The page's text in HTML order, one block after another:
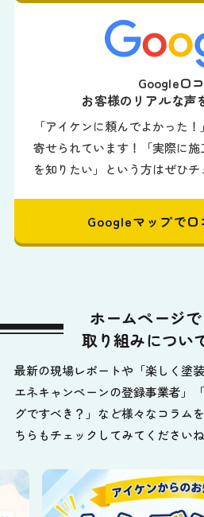
Google口
お客様のリアルな声
「アイケンに頼んでよかった
寄せられています！「実際に
を知りたい」という方はぜひチ
Googleマップで口
ホームページ
取り組みについ
最新の現場レポートや「楽しく塗
エネキャンペーンの登録事業者」
グですべき？」など様々なコラム
ちらもチェックしてみてくださいね